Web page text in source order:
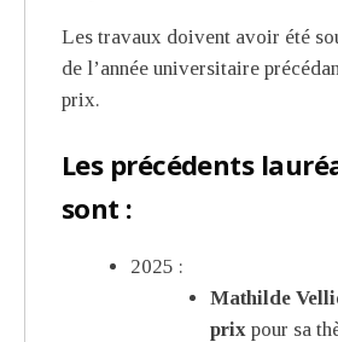
Les travaux doivent avoir été
de l’année universitaire
prix.
Les précédents
sont :
2025 :
Mathilde
prix pour sa